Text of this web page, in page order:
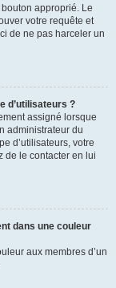
approprié. Le
votre requête et
de ne pas harceler un
d’utilisateurs ?
assigné lorsque
administrateur du
d’utilisateurs, votre
de le contacter en lui
dans une couleur
aux membres d’un